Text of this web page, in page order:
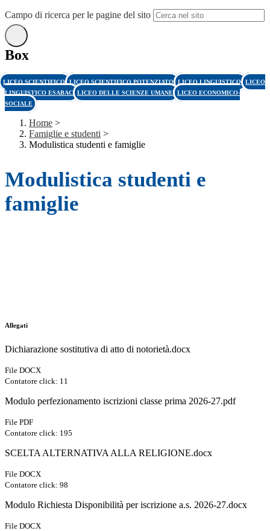
Campo di ricerca per le pagine del sito
Box
LICEO SCIENTIFICO LICEO SCIENTIFICO POTENZIATO LICEO LINGUISTICO LICEO
LINGUISTICO ESABAC LICEO DELLE SCIENZE UMANE LICEO ECONOMICO-
SOCIALE
Home >
Famiglie e studenti >
Modulistica studenti e famiglie
Modulistica studenti e
famiglie
Allegati
Dichiarazione sostitutiva di atto di notorietà.docx
File DOCX
Contatore click: 11
Modulo perfezionamento iscrizioni classe prima 2026-27.pdf
File PDF
Contatore click: 195
SCELTA ALTERNATIVA ALLA RELIGIONE.docx
File DOCX
Contatore click: 98
Modulo Richiesta Disponibilità per iscrizione a.s. 2026-27.docx
File DOCX